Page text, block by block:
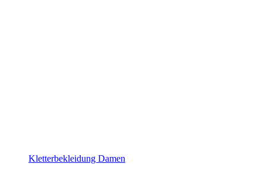
Kletterbekleidung Damen